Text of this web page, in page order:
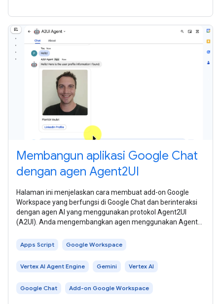
Membangun aplikasi Google Chat
dengan agen Agent2UI
Halaman ini menjelaskan cara membuat add-on Google
Workspace yang berfungsi di Google Chat dan berinteraksi
dengan agen AI yang menggunakan protokol Agent2UI
(A2UI). Anda mengembangkan agen menggunakan Agent
Apps Script Google Workspace
Vertex AI Agent Engine Gemini Vertex AI
Google Chat Add-on Google Workspace